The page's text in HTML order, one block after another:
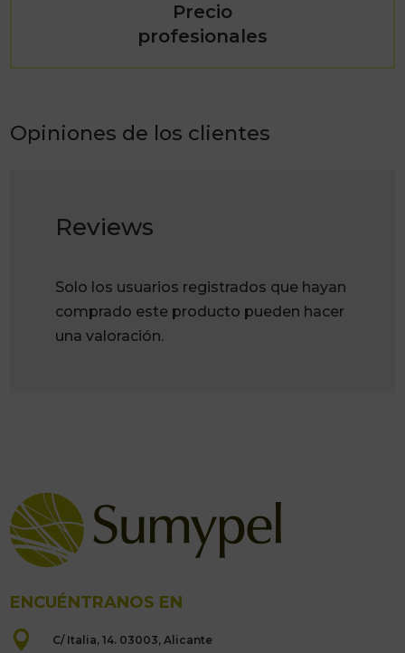
Precio
profesionales
Opiniones de los clientes
Reviews
Solo los usuarios registrados que hayan
comprado este producto pueden hacer
una valoración.
ENCUÉNTRANOS EN
 C/ Italia, 14. 03003, Alicante